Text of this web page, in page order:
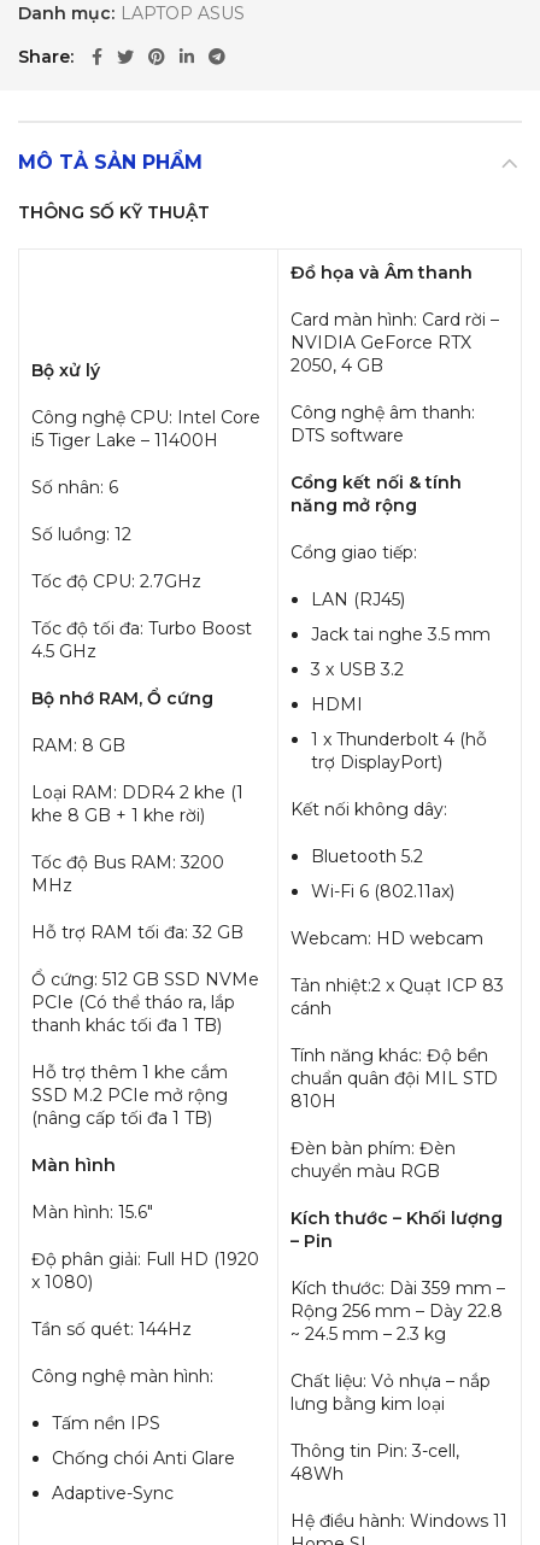
Danh mục: LAPTOP ASUS
Share
MÔ TẢ SẢN PHẨM
THÔNG SỐ KỸ THUẬT
Bộ xử lý
Công nghệ CPU: Intel Core
i5 Tiger Lake – 11400H
Số nhân: 6
Số luồng: 12
Tốc độ CPU: 2.7GHz
Tốc độ tối đa: Turbo Boost
4.5 GHz
Bộ nhớ RAM, Ổ cứng
RAM: 8 GB
Loại RAM: DDR4 2 khe (1
khe 8 GB + 1 khe rời)
Tốc độ Bus RAM: 3200
MHz
Hỗ trợ RAM tối đa: 32 GB
Ổ cứng: 512 GB SSD NVMe
PCIe (Có thể tháo ra, lắp
thanh khác tối đa 1 TB)
Hỗ trợ thêm 1 khe cắm
SSD M.2 PCIe mở rộng
(nâng cấp tối đa 1 TB)
Màn hình
Màn hình: 15.6″
Độ phân giải: Full HD (1920
x 1080)
Tần số quét: 144Hz
Công nghệ màn hình:
Tấm nền IPS
Chống chói Anti Glare
Adaptive-Sync
Đồ họa và Âm thanh
Card màn hình: Card rời –
NVIDIA GeForce RTX
2050, 4 GB
Công nghệ âm thanh:
DTS software
Cổng kết nối & tính
năng mở rộng
Cổng giao tiếp:
LAN (RJ45)
Jack tai nghe 3.5 mm
3 x USB 3.2
HDMI
1 x Thunderbolt 4 (hỗ
trợ DisplayPort)
Kết nối không dây:
Bluetooth 5.2
Wi-Fi 6 (802.11ax)
Webcam: HD webcam
Tản nhiệt:2 x Quạt ICP 83
cánh
Tính năng khác: Độ bền
chuẩn quân đội MIL STD
810H
Đèn bàn phím: Đèn
chuyển màu RGB
Kích thước – Khối lượng
– Pin
Kích thước: Dài 359 mm –
Rộng 256 mm – Dày 22.8
~ 24.5 mm – 2.3 kg
Chất liệu: Vỏ nhựa – nắp
lưng bằng kim loại
Thông tin Pin: 3-cell,
48Wh
Hệ điều hành: Windows 11